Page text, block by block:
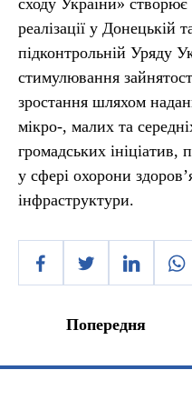
сходу України» створює
реалізації у Донецькій
підконтрольній Уряду
стимулювання
зростання шляхом
мікро-, малих та
громадських ініціатив,
у сфері охорони
інфраструктури.
Попередня